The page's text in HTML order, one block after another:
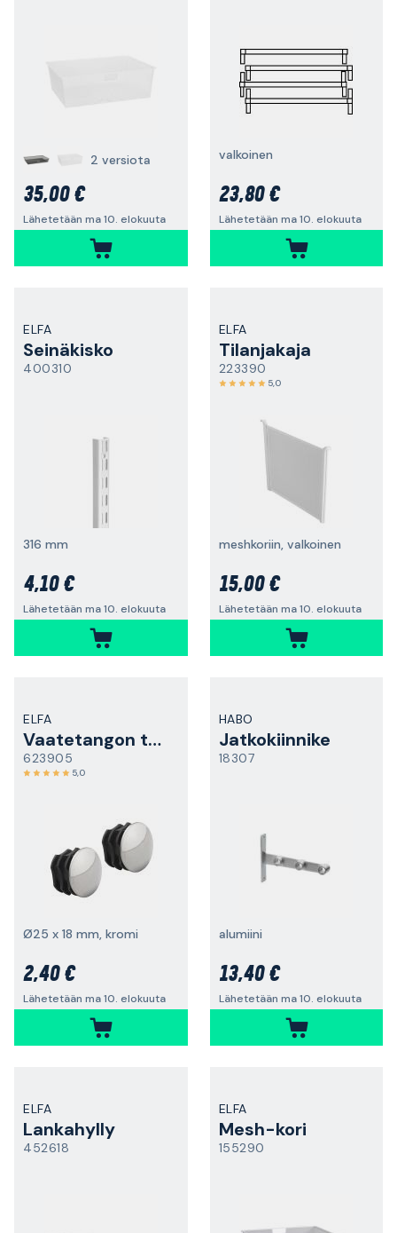
2 versiota
35,00 €
Lähetetään ma 10. elokuuta
valkoinen
23,80 €
Lähetetään ma 10. elokuuta
ELFA
Seinäkisko
400310
316 mm
4,10 €
Lähetetään ma 10. elokuuta
ELFA
Tilanjakaja
223390
5,0
meshkoriin, valkoinen
15,00 €
Lähetetään ma 10. elokuuta
ELFA
Vaatetangon tulppa
623905
5,0
Ø25 x 18 mm, kromi
2,40 €
Lähetetään ma 10. elokuuta
HABO
Jatkokiinnike
18307
alumiini
13,40 €
Lähetetään ma 10. elokuuta
ELFA
Lankahylly
452618
ELFA
Mesh-kori
155290